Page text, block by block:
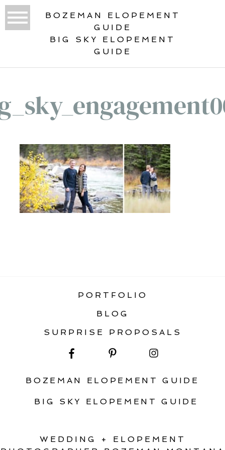
BOZEMAN ELOPEMENT
GUIDE
BIG SKY ELOPEMENT
GUIDE
PORTFOLIO
BLOG
SURPRISE PROPOSALS
BOZEMAN ELOPEMENT GUIDE
BIG SKY ELOPEMENT GUIDE
WEDDING + ELOPEMENT